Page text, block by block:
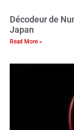
Décodeur de
Japan
Read More »